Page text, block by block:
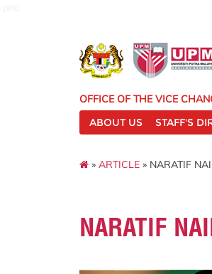
OFFICE OF THE VICE
ABOUT US
STAFF'S
» ARTICLE » NARATIF
NARATIF